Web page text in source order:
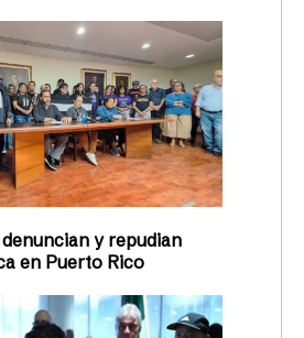
y repudian
en Puerto Rico